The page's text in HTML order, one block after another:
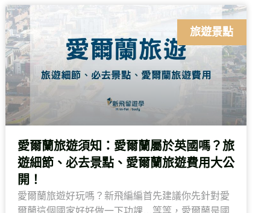
旅遊景點
愛爾蘭旅遊須知：愛爾蘭屬於英國嗎？旅
遊細節、必去景點、愛爾蘭旅遊費用大公
開！
愛爾蘭旅遊好玩嗎？新飛編編首先建議你先針對愛